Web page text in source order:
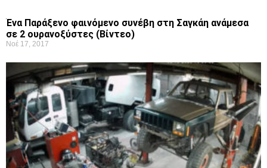
Ένα Παράξενο φαινόμενο συνέβη στη Σαγκάη ανάμεσα
σε 2 ουρανοξύστες (Βίντεο)
Νοέ 17, 2017